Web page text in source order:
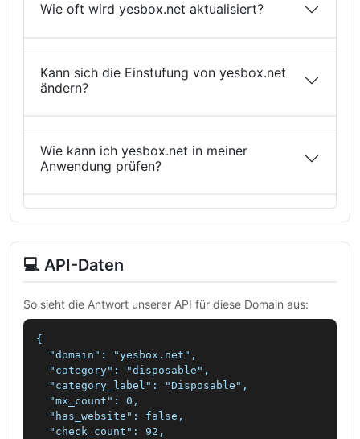
Wie oft wird yesbox.net aktualisiert?
Kann sich die Einstufung von yesbox.net
ändern?
Wie kann ich yesbox.net in meiner
Anwendung prüfen?
💻 API-Daten
So sieht die Antwort unserer API für diese Domain aus:
{
  "domain": "yesbox.net",
  "category": "disposable",
  "category_label": "Disposable",
  "mx_count": 0,
  "has_website": false,
  "check_count": 92,